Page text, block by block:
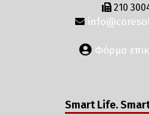
210
Φόρμα
Smart Life.